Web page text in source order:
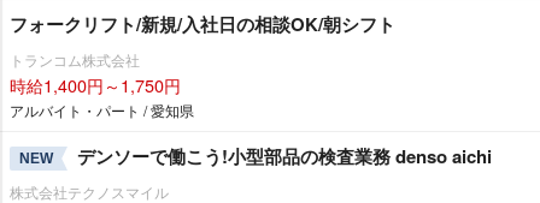
フォークリフト/新規/入社日の相談OK/朝シフト
トランコム株式会社
時給1,400円～1,750円
アルバイト・パート / 愛知県
NEW デンソーで働こう!小型部品の検査業務 denso aichi
株式会社テクノスマイル